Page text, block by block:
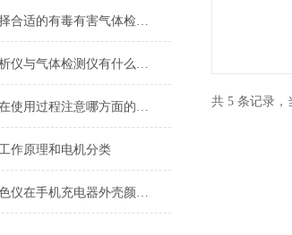
如何选择合适的有毒有害气体检测仪
气体分析仪与气体检测仪有什么区别
色差仪在使用过程注意哪方面的事项
作原理和电机分类
分光测色仪在手机充电器外壳颜色测量上的应用
共 5 条记录